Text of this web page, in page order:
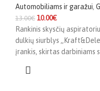
Automobiliams ir garažui,
13.00€ 10.00€
Rankinis skysčių
dulkių siurblys
įrankis, skirtas darbiniams